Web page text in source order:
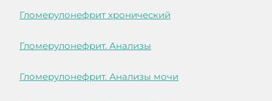
Гломерулонефрит хронический
Гломерулонефрит. Анализы
Гломерулонефрит. Анализы мочи